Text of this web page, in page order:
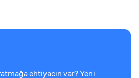
ehtiyacın var? Yeni